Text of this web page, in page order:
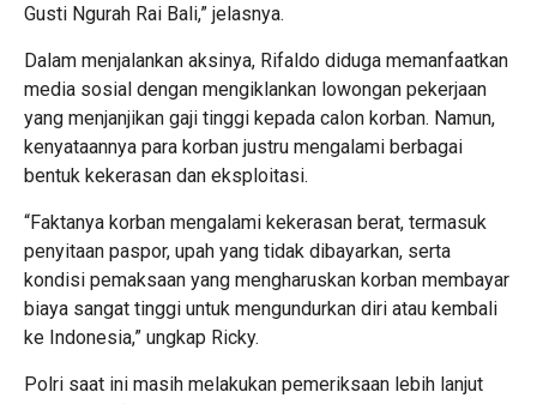
Gusti Ngurah Rai Bali,” jelasnya.
Dalam menjalankan aksinya, Rifaldo diduga memanfaatkan
media sosial dengan mengiklankan lowongan pekerjaan
yang menjanjikan gaji tinggi kepada calon korban. Namun,
kenyataannya para korban justru mengalami berbagai
bentuk kekerasan dan eksploitasi.
“Faktanya korban mengalami kekerasan berat, termasuk
penyitaan paspor, upah yang tidak dibayarkan, serta
kondisi pemaksaan yang mengharuskan korban membayar
biaya sangat tinggi untuk mengundurkan diri atau kembali
ke Indonesia,” ungkap Ricky.
Polri saat ini masih melakukan pemeriksaan lebih lanjut